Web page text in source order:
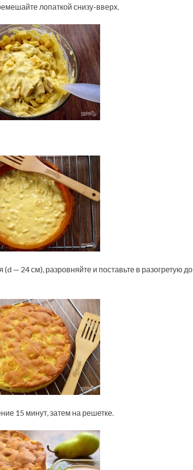
лопаткой снизу-вверх.
— 24 см), разровняйте и поставьте в разогретую до
15 минут, затем на решетке.